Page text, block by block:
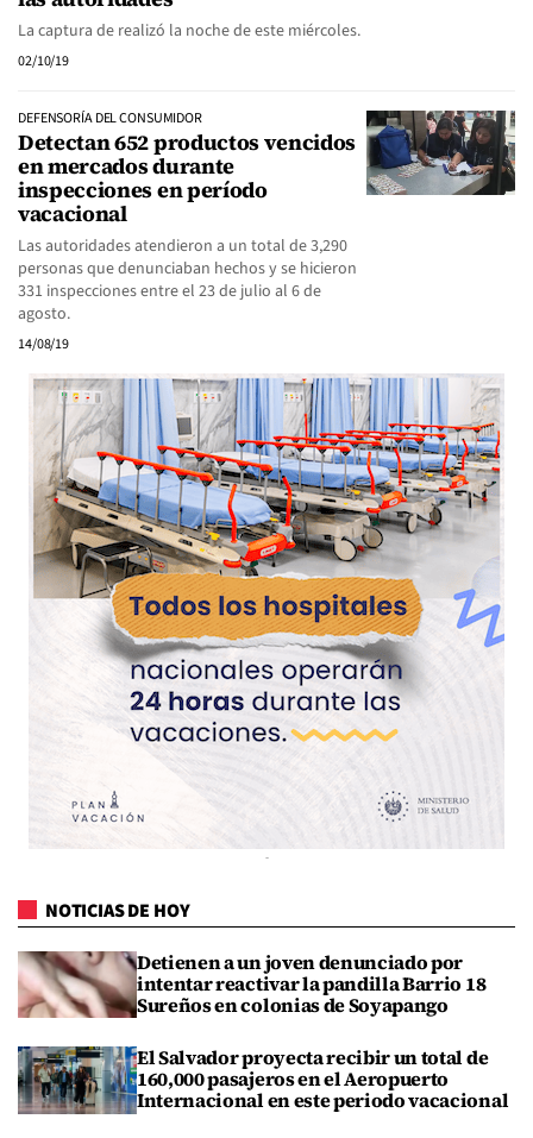
La captura de realizó la noche de este miércoles.
02/10/19
DEFENSORÍA DEL CONSUMIDOR
Detectan 652 productos vencidos
en mercados durante
inspecciones en período
vacacional
Las autoridades atendieron a un total de 3,290
personas que denunciaban hechos y se hicieron
331 inspecciones entre el 23 de julio al 6 de
agosto.
14/08/19
NOTICIAS DE HOY
Detienen a un joven denunciado por
intentar reactivar la pandilla Barrio 18
Sureños en colonias de Soyapango
El Salvador proyecta recibir un total de
160,000 pasajeros en el Aeropuerto
Internacional en este periodo vacacional